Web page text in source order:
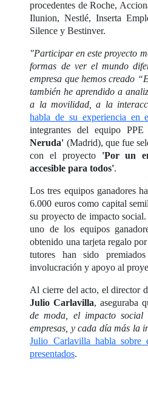
procedentes de Roche,
Ilunion, Nestlé, Inserta
Silence y Bestinver.
"Participar en este proyecto
formas de ver el mundo
empresa que hemos creado
también he aprendido a
a la movilidad, a la
habla de su experiencia en
integrantes del equipo
Neruda' (Madrid), que fue
con el proyecto 'Por un
accesible para todos'.
Los tres equipos ganadores
6.000 euros como capital
su proyecto de impacto
uno de los equipos
obtenido una tarjeta regalo
tutores han sido
involucración y apoyo al
Al cierre del acto, el director
Julio Carlavilla, aseguraba
de moda, el impacto
empresas, y cada día más la
Julio Carlavilla habla
presentados.